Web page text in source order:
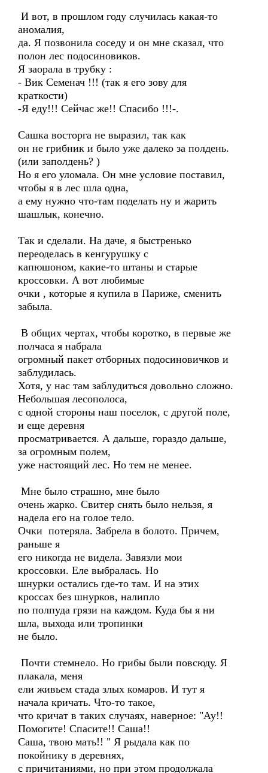
И вот, в прошлом году случилась какая-то
аномалия,
да. Я позвонила соседу и он мне сказал, что
полон лес подосиновиков.
Я заорала в трубку :
- Вик Семенач !!! (так я его зову для
краткости)
-Я еду!!! Сейчас же!! Спасибо !!!-.
Сашка восторга не выразил, так как
он не грибник и было уже далеко за полдень.
(или заполдень? )
Но я его уломала. Он мне условие поставил,
чтобы я в лес шла одна,
а ему нужно что-там поделать ну и жарить
шашлык, конечно.
Так и сделали. На даче, я быстренько
переоделась в кенгурушку с
капюшоном, какие-то штаны и старые
кроссовки. А вот любимые
очки , которые я купила в Париже, сменить
забыла.
В общих чертах, чтобы коротко, в первые же
полчаса я набрала
огромный пакет отборных подосиновичков и
заблудилась.
Хотя, у нас там заблудиться довольно сложно.
Небольшая лесополоса,
с одной стороны наш поселок, с другой поле,
и еще деревня
просматривается. А дальше, гораздо дальше,
за огромным полем,
уже настоящий лес. Но тем не менее.
Мне было страшно, мне было
очень жарко. Свитер снять было нельзя, я
надела его на голое тело.
Очки потеряла. Забрела в болото. Причем,
раньше я
его никогда не видела. Завязли мои
кроссовки. Еле выбралась. Но
шнурки остались где-то там. И на этих
кроссах без шнурков, налипло
по полпуда грязи на каждом. Куда бы я ни
шла, выхода или тропинки
не было.
Почти стемнело. Но грибы были повсюду. Я
плакала, меня
ели живьем стада злых комаров. И тут я
начала кричать. Что-то такое,
что кричат в таких случаях, наверное: "Ау!!
Помогите! Спасите!! Саша!!
Саша, твою мать!! " Я рыдала как по
покойнику в деревнях,
с причитаниями, но при этом продолжала